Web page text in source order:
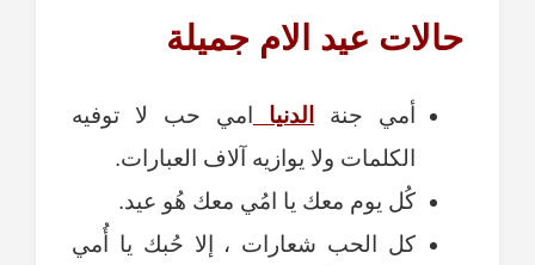
حالات عيد الام جميلة
أمي جنة الدنيا
امي حب لا توفيه
الكلمات ولا يوازيه آلاف العبارات.
كُل يوم معك يا امُي معك هُو عيد.
كل الحب شعارات ، إلا حُبك يا أُمي